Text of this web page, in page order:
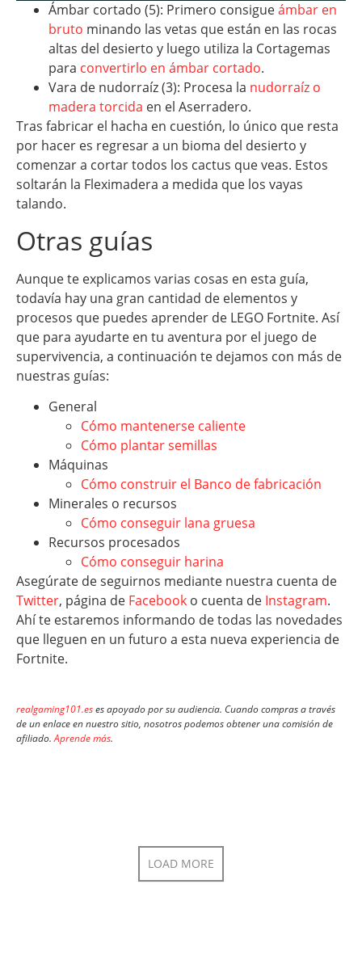
Ámbar cortado (5): Primero consigueámbar en
bruto minando las vetas que están en las rocas
altas del desierto y luego utiliza la Cortagemas
para convertirlo en ámbar cortado.
Vara de nudorraíz (3): Procesa la nudorraíz o
madera torcida en el Aserradero.
Tras fabricar el hacha en cuestión, lo único que resta
por hacer es regresar a un bioma del desierto y
comenzar a cortar todos los cactus que veas. Estos
soltarán la Fleximadera a medida que los vayas
talando.
Otras guías
Aunque te explicamos varias cosas en esta guía,
todavía hay una gran cantidad de elementos y
procesos que puedes aprender de LEGO Fortnite. Así
que para ayudarte en tu aventura por el juego de
supervivencia, a continuación te dejamos con más de
nuestras guías:
General
Cómo mantenerse caliente
Cómo plantar semillas
Máquinas
Cómo construir el Banco de fabricación
Minerales o recursos
Cómo conseguir lana gruesa
Recursos procesados
Cómo conseguir harina
Asegúrate de seguirnos mediante nuestra cuenta de
Twitter, página de Facebook o cuenta de Instagram.
Ahí te estaremos informando de todas las novedades
que lleguen en un futuro a esta nueva experiencia de
Fortnite.
realgaming101.eses apoyado por su audiencia. Cuando compras a través
de un enlace en nuestro sitio, nosotros podemos obtener una comisión de
afiliado.Aprende más.
LOAD MORE